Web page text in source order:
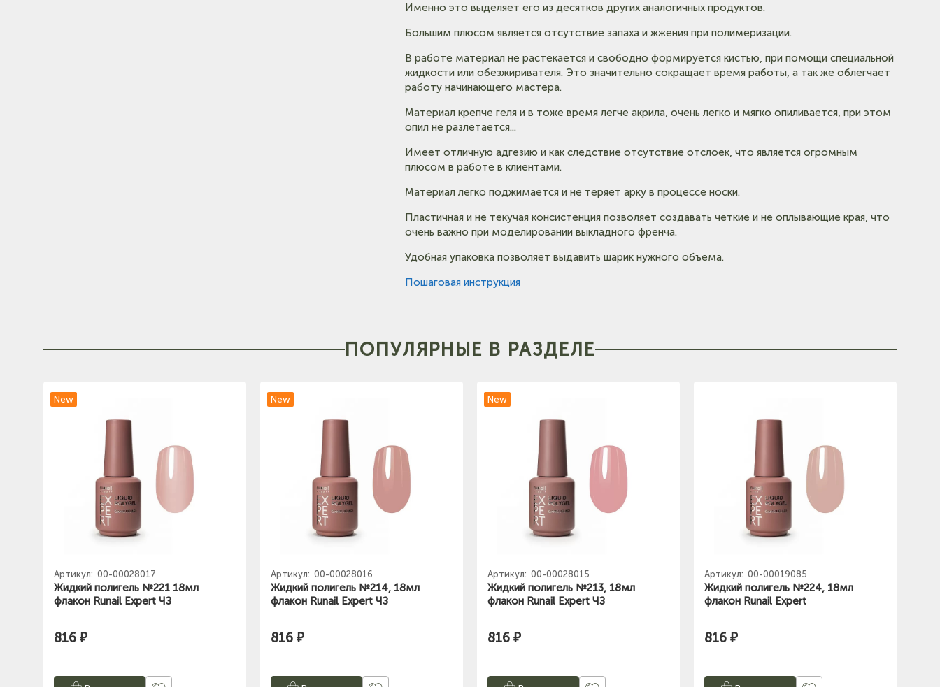
Именно это выделяет его из десятков других аналогичных продуктов.
Большим плюсом является отсутствие запаха и жжения при полимеризации.
В работе материал не растекается и свободно формируется кистью, при помощи специальной
жидкости или обезжиривателя. Это значительно сокращает время работы, а так же облегчает
работу начинающего мастера.
Материал крепче геля и в тоже время легче акрила, очень легко и мягко опиливается, при этом
опил не разлетается...
Имеет отличную адгезию и как следствие отсутствие отслоек, что является огромным
плюсом в работе в клиентами.
Материал легко поджимается и не теряет арку в процессе носки.
Пластичная и не текучая консистенция позволяет создавать четкие и не оплывающие края, что
очень важно при моделировании выкладного френча.
Удобная упаковка позволяет выдавить шарик нужного объема.
Пошаговая инструкция
ПОПУЛЯРНЫЕ В РАЗДЕЛЕ
New
Артикул: 00-00028017
Жидкий полигель №221 18мл
флакон Runail Expert ЧЗ
816 ₽
New
Артикул: 00-00028016
Жидкий полигель №214, 18мл
флакон Runail Expert ЧЗ
816 ₽
New
Артикул: 00-00028015
Жидкий полигель №213, 18мл
флакон Runail Expert ЧЗ
816 ₽
Артикул: 00-00019085
Жидкий полигель №224, 18мл
флакон Runail Expert
816 ₽